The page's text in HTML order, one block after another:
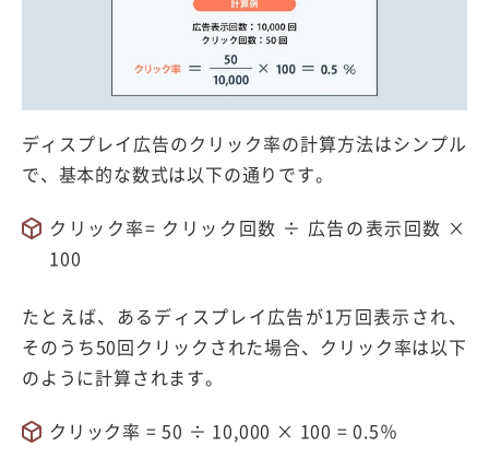
ディスプレイ広告のクリック率の計算方法はシンプル
で、基本的な数式は以下の通りです。
クリック率= クリック回数 ÷ 広告の表示回数 ×
100
たとえば、あるディスプレイ広告が1万回表示され、
そのうち50回クリックされた場合、クリック率は以下
のように計算されます。
クリック率 = 50 ÷ 10,000 × 100 = 0.5％